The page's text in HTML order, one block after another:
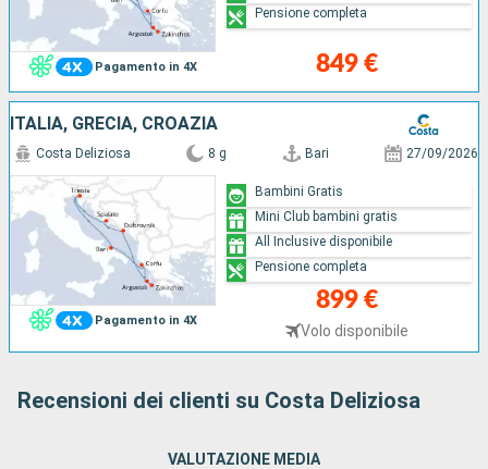
Pagamento in 4X 849 €
Pensione completa
ITALIA, GRECIA, CROAZIA
Pagamento in 4X
Costa Deliziosa 8 g Bari 27/09/2026
899 €
Volo disponibile
Bambini Gratis
Mini Club bambini gratis
All Inclusive disponibile
Pensione completa
Recensioni dei clienti su Costa Deliziosa
VALUTAZIONE MEDIA